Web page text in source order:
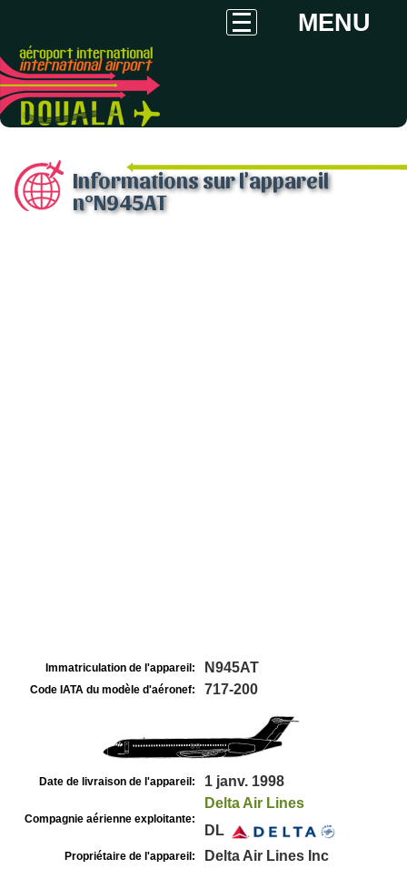
MENU
Informations sur l'appareil
n°N945AT
Immatriculation de l'appareil: N945AT
Code IATA du modèle d'aéronef: 717-200
Date de livraison de l'appareil: 1 janv. 1998
Compagnie aérienne exploitante:
Delta Air Lines
DL
Propriétaire de l'appareil: Delta Air Lines Inc